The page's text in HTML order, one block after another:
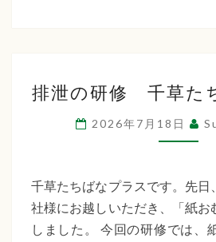
泄
の
研
千
草
た
排泄の研修 千草た
2026年7月18日
千草たちばなプラスです。先日
社様にお越しいただき、「紙お
しました。 今回の研修では、